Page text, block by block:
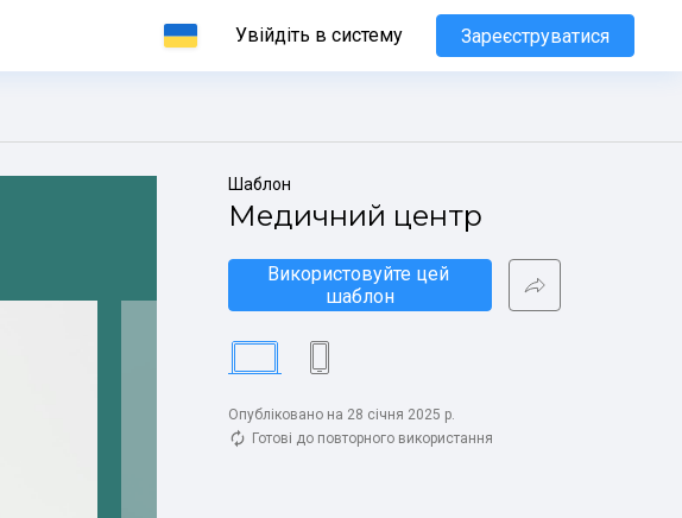
Увійдіть в систему Зареєструватися
Шаблон
Медичний центр
Використовуйте цей
шаблон
Опубліковано на 28 січня 2025 р.
Готові до повторного використання